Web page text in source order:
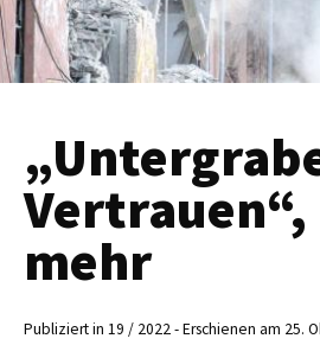
mehr
Publiziert in 19 / 2022 - Erschienen am 25.